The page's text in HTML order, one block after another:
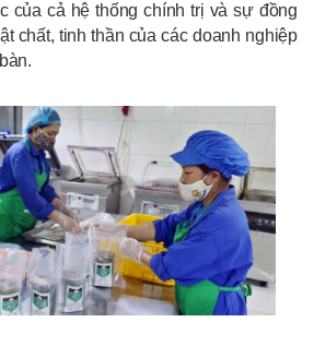
của cả hệ thống chính trị và sự đồng
chất, tinh thần của các doanh nghiệp